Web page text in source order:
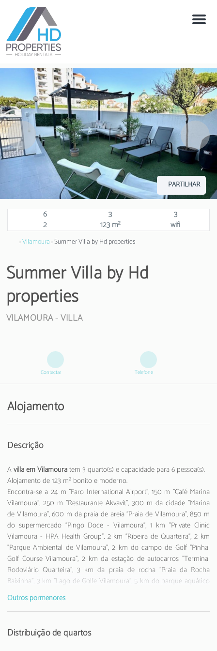
Menú
PARTILHAR
6 3
3
2
123 m² wifi
›Vilamoura› Summer Villa by Hd properties
Summer Villa by Hd
properties
VILAMOURA -VILLA
Contactar Telefone
Alojamento
Descrição
Avilla em Vilamouratem 3 quarto(s) e capacidade para 6 pessoa(s).
Alojamento de 123 m² bonito e moderno.
Encontra-se a 24 m "Faro International Airport", 150 m "Café Marina
Vilamoura", 250 m "Restaurante Akvavit", 300 m da cidade "Marina
de Vilamoura", 600 m da praia de areia "Praia de Vilamoura", 850 m
do supermercado "Pingo Doce - Vilamoura", 1 km "Private Clinic
Vilamoura - HPA Health Group", 2 km "Ribeira de Quarteira", 2 km
"Parque Ambiental de Vilamoura", 2 km do campo de Golf "Pinhal
Golf Course Vilamoura", 2 km da estação de autocarros "Terminal
Rodoviário Quarteira", 3 km da praia de rocha "Praia da Rocha
Baixinha", 3 km "Lago de Golfe Vilamoura", 5 km do parque aquático
"Aquashow Waterpark", 7 km da estação de comboios "Estação
ferroviária de Loulé-Quarteira", 18 km "Parque Natural da Ria
Formosa", 24 km do aeroporto "Faro International Airport" e
Dispõe de mobiliário de jardim, parcela vedada, máquina de lavar
Outros pormenores
Distribuição de quartos